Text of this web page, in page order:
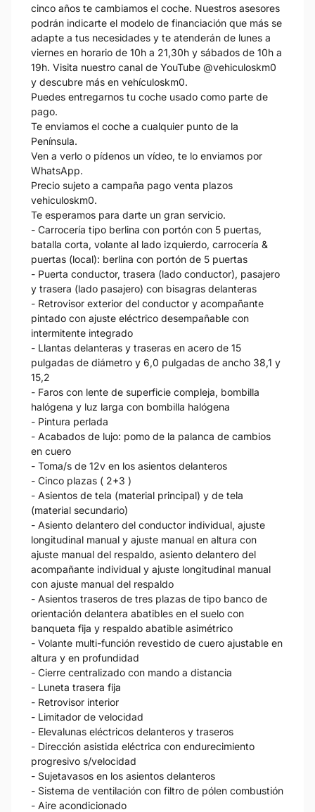
cinco años te cambiamos el coche. Nuestros asesores
podrán indicarte el modelo de financiación que más se
adapte a tus necesidades y te atenderán de lunes a
viernes en horario de 10h a 21,30h y sábados de 10h a
19h. Visita nuestro canal de YouTube @vehiculoskm0
y descubre más en vehículoskm0.
Puedes entregarnos tu coche usado como parte de
pago.
Te enviamos el coche a cualquier punto de la
Península.
Ven a verlo o pídenos un vídeo, te lo enviamos por
WhatsApp.
Precio sujeto a campaña pago venta plazos
vehiculoskm0.
Te esperamos para darte un gran servicio.
- Carrocería tipo berlina con portón con 5 puertas,
batalla corta, volante al lado izquierdo, carrocería &
puertas (local): berlina con portón de 5 puertas
- Puerta conductor, trasera (lado conductor), pasajero
y trasera (lado pasajero) con bisagras delanteras
- Retrovisor exterior del conductor y acompañante
pintado con ajuste eléctrico desempañable con
intermitente integrado
- Llantas delanteras y traseras en acero de 15
pulgadas de diámetro y 6,0 pulgadas de ancho 38,1 y
15,2
- Faros con lente de superficie compleja, bombilla
halógena y luz larga con bombilla halógena
- Pintura perlada
- Acabados de lujo: pomo de la palanca de cambios
en cuero
- Toma/s de 12v en los asientos delanteros
- Cinco plazas ( 2+3 )
- Asientos de tela (material principal) y de tela
(material secundario)
- Asiento delantero del conductor individual, ajuste
longitudinal manual y ajuste manual en altura con
ajuste manual del respaldo, asiento delantero del
acompañante individual y ajuste longitudinal manual
con ajuste manual del respaldo
- Asientos traseros de tres plazas de tipo banco de
orientación delantera abatibles en el suelo con
banqueta fija y respaldo abatible asimétrico
- Volante multi-función revestido de cuero ajustable en
altura y en profundidad
- Cierre centralizado con mando a distancia
- Luneta trasera fija
- Retrovisor interior
- Limitador de velocidad
- Elevalunas eléctricos delanteros y traseros
- Dirección asistida eléctrica con endurecimiento
progresivo s/velocidad
- Sujetavasos en los asientos delanteros
- Sistema de ventilación con filtro de pólen combustión
- Aire acondicionado